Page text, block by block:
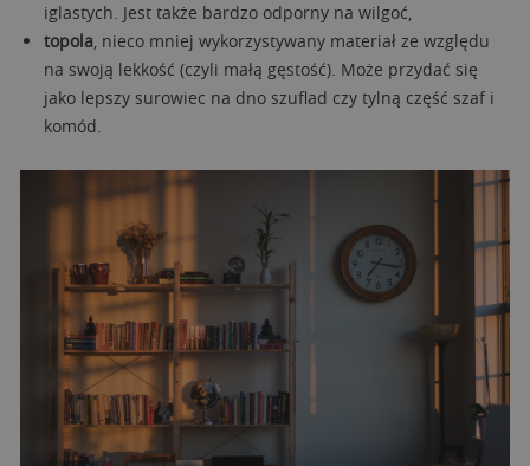
iglastych. Jest także bardzo odporny na wilgoć,
topola , nieco mniej wykorzystywany materiał ze względu
na swoją lekkość (czyli małą gęstość). Może przydać się
jako lepszy surowiec na dno szuflad czy tylną część szaf i
komód.